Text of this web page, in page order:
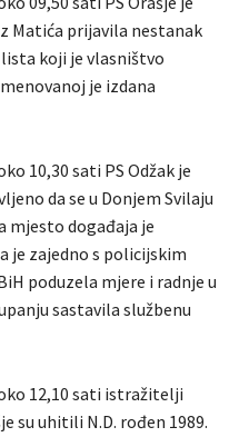
Matića prijavila nestanak
koji je vlasništvo
je izdana
10,30 sati PS Odžak je
da se u Donjem Svilaju
mjesto događaja je
je zajedno s policijskim
poduzela mjere i radnje u
sastavila službenu
12,10 sati istražitelji
su uhitili N.D. rođen 1989.